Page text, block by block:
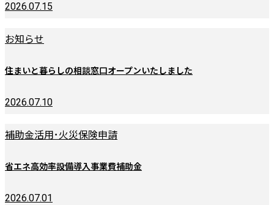
2026.07.15
お知らせ
住まいと暮らしの相談窓口オープンいたしました
2026.07.10
補助金活用･火災保険申請
省エネ高効率設備導入事業費補助金
2026.07.01